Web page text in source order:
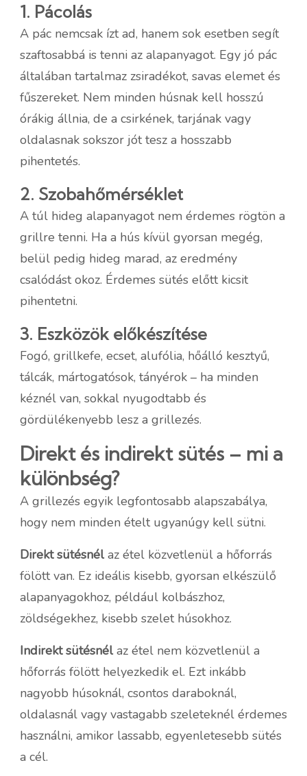
1. Pácolás
A pác nemcsak ízt ad, hanem sok esetben segít
szaftosabbá is tenni az alapanyagot. Egy jó pác
általában tartalmaz zsiradékot, savas elemet és
fűszereket. Nem minden húsnak kell hosszú
órákig állnia, de a csirkének, tarjának vagy
oldalasnak sokszor jót tesz a hosszabb
pihentetés.
2. Szobahőmérséklet
A túl hideg alapanyagot nem érdemes rögtön a
grillre tenni. Ha a hús kívül gyorsan megég,
belül pedig hideg marad, az eredmény
csalódást okoz. Érdemes sütés előtt kicsit
pihentetni.
3. Eszközök előkészítése
Fogó, grillkefe, ecset, alufólia, hőálló kesztyű,
tálcák, mártogatósok, tányérok – ha minden
kéznél van, sokkal nyugodtabb és
gördülékenyebb lesz a grillezés.
Direkt és indirekt sütés – mi a
különbség?
A grillezés egyik legfontosabb alapszabálya,
hogy nem minden ételt ugyanúgy kell sütni.
Direkt sütésnélaz étel közvetlenül a hőforrás
fölött van. Ez ideális kisebb, gyorsan elkészülő
alapanyagokhoz, például kolbászhoz,
zöldségekhez, kisebb szelet húsokhoz.
Indirekt sütésnélaz étel nem közvetlenül a
hőforrás fölött helyezkedik el. Ezt inkább
nagyobb húsoknál, csontos daraboknál,
oldalasnál vagy vastagabb szeleteknél érdemes
használni, amikor lassabb, egyenletesebb sütés
a cél.